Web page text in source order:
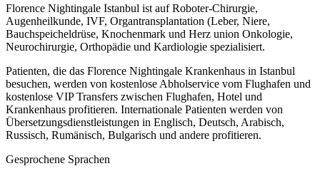
Florence Nightingale Istanbul ist auf Roboter-Chirurgie,
Augenheilkunde, IVF, Organtransplantation (Leber, Niere,
Bauchspeicheldrüse, Knochenmark und Herz union Onkologie,
Neurochirurgie, Orthopädie und Kardiologie spezialisiert.
Patienten, die das Florence Nightingale Krankenhaus in Istanbul
besuchen, werden von kostenlose Abholservice vom Flughafen und
kostenlose VIP Transfers zwischen Flughafen, Hotel und
Krankenhaus profitieren. Internationale Patienten werden von
Übersetzungsdienstleistungen in Englisch, Deutsch, Arabisch,
Russisch, Rumänisch, Bulgarisch und andere profitieren.
Gesprochene Sprachen